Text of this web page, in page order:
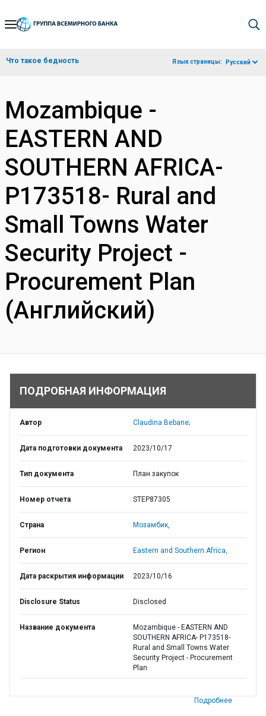
Skip
Navigation
Что такое бедность Язык страницы: Русский
Mozambique -
EASTERN AND
SOUTHERN AFRICA-
P173518- Rural and
Small Towns Water
Security Project -
Procurement Plan
(Английский)
ПОДРОБНАЯ ИНФОРМАЦИЯ
Автор Claudina Bebane;
Дата подготовки документа 2023/10/17
Тип документа План закупок
Номер отчета STEP87305
Страна Мозамбик,
Регион Eastern and Southern Africa,
Дата раскрытия информации 2023/10/16
Disclosure Status Disclosed
Название документа
Mozambique - EASTERN AND
SOUTHERN AFRICA- P173518-
Rural and Small Towns Water
Security Project - Procurement
Plan
Подробнее